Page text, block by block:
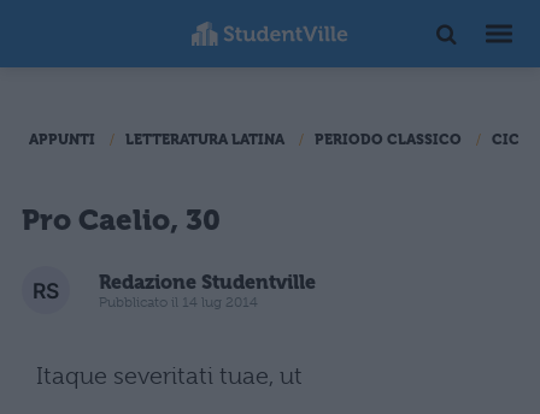
APPUNTI LETTERATURA LATINA PERIODO CLASSICO
Pro Caelio, 30
Redazione Studentville
Pubblicato il 14 lug 2014
Itaque severitati tuae, ut